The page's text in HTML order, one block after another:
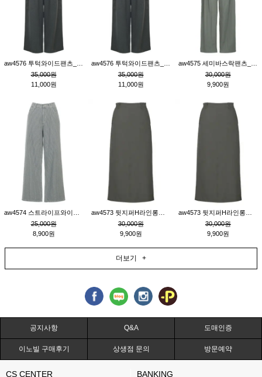
35,000원
11,000원
35,000원
11,000원
30,000원
9,900원
25,000원
8,900원
30,000원
9,900원
30,000원
9,900원
더보기 +
공지사항 Q&A 도매인증
이노빌 구매후기 상생점 문의 방문예약
CS CENTER BANKING